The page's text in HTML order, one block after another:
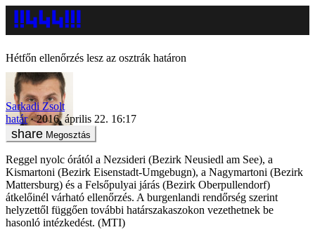
Hétfőn ellenőrzés lesz az osztrák határon
Sarkadi Zsolt
határ
2016. április 22. 16:17
Megosztás
Reggel nyolc órától a Nezsideri (Bezirk Neusiedl am See), a
Kismartoni (Bezirk Eisenstadt-Umgebugn), a Nagymartoni (Bezirk
Mattersburg) és a Felsőpulyai járás (Bezirk Oberpullendorf)
átkelőinél várható ellenőrzés. A burgenlandi rendőrség szerint
helyzettől függően további határszakaszokon vezethetnek be
hasonló intézkedést. (MTI)